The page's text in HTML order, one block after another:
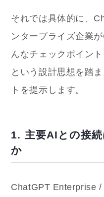
それでは具体的に、
ンタープライズ企業
んなチェックポイン
という設計思想を踏
トを提示します。
1. 主要AIとの接
か
ChatGPT Enterprise /